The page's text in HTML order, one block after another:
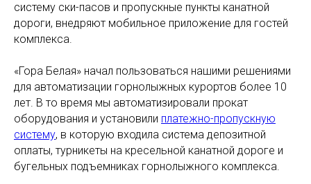
систему ски-пасов и пропускные пункты канатной
дороги, внедряют мобильное приложение для гостей
комплекса.
«Гора Белая» начал пользоваться нашими решениями
для автоматизации горнолыжных курортов более 10
лет. В то время мы автоматизировали прокат
оборудования и установили платежно-пропускную
систему, в которую входила система депозитной
оплаты, турникеты на кресельной канатной дороге и
бугельных подъемниках горнолыжного комплекса.